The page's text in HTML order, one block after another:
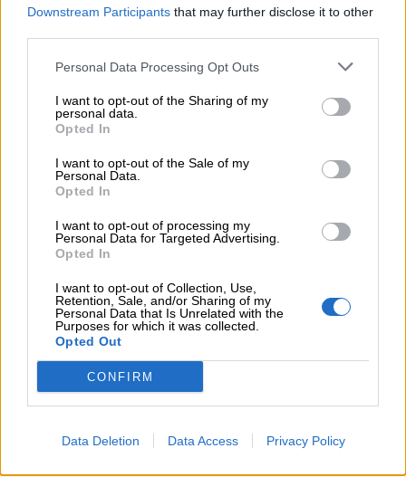
Downstream Participants that may further disclose it to other
Personal Data Processing Opt Outs
I want to opt-out of the Sharing of my
personal data.
Opted In
I want to opt-out of the Sale of my
Personal Data.
Opted In
I want to opt-out of processing my
Personal Data for Targeted Advertising.
Opted In
I want to opt-out of Collection, Use,
Retention, Sale, and/or Sharing of my
Personal Data that Is Unrelated with the
Purposes for which it was collected.
Opted Out
CONFIRM
Data Deletion Data Access Privacy Policy
στις αγορές, οι «κρυμμένες» αξίες της ΓΕΚ ΤΕΡΝΑ
Ιωάννης Μπολέτης – ΩΝΑΣΕΙΟ
04.08.2026 - 15:33
ERGO Hellas: Μέτρα στήριξης για τους πληγέντες
04.08.2026 - 12:40
Τράπεζα Κύπρου: Ενισχυμένες κατά 31% οι ασφαλιστικές
υπηρεσίες - Κέρδη €252 εκατ. (+7%) και ROTE 18.8% στο
εξάμηνο
ΠΕΡΙΣΣΟΤΕΡΑ